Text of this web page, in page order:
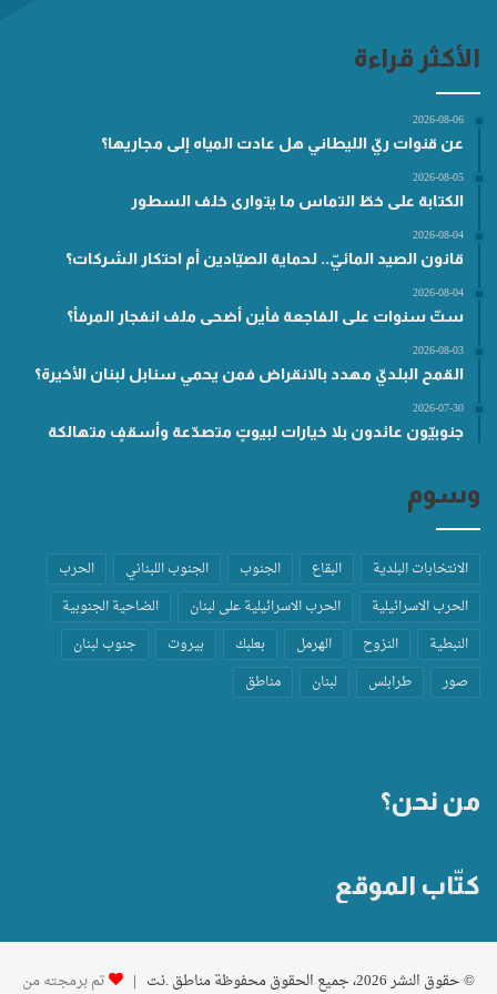
الأكثر قراءة
2026-08-06
عن قنوات ريّ الليطاني هل عادت المياه إلى مجاريها؟
2026-08-05
الكتابة على خطّ التماس ما يتوارى خلف السطور
2026-08-04
قانون الصيد المائيّ.. لحماية الصيّادين أم احتكار الشركات؟
2026-08-04
ستّ سنوات على الفاجعة فأين أضحى ملف انفجار المرفأ؟
2026-08-03
القمح البلديّ مهدد بالانقراض فمن يحمي سنابل لبنان الأخيرة؟
2026-07-30
جنوبيّون عائدون بلا خيارات لبيوتٍ متصدّعة وأسقفٍ متهالكة
وسوم
الانتخابات البلدية البقاع الجنوب الجنوب اللبناني
الحرب
الحرب الاسرائيلية
الحرب الاسرائيلية على لبنان
الضاحية الجنوبية
النبطية
النزوح الهرمل بعلبك بيروت
جنوب لبنان
صور
طرابلس لبنان مناطق
من نحن؟
كتّاب الموقع
© حقوق النشر 2026، جميع الحقوق محفوظة مناطق .نت | تم برمجته من